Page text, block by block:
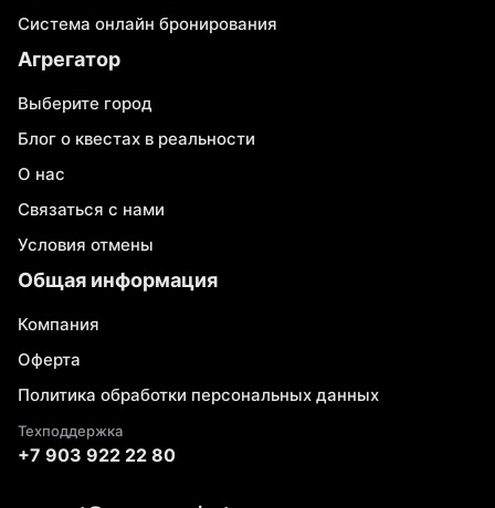
Система онлайн бронирования
Агрегатор
Выберите город
Блог о квестах в реальности
О нас
Связаться с нами
Условия отмены
Общая информация
Компания
Оферта
Политика обработки персональных данных
Техподдержка
+7 903 922 22 80